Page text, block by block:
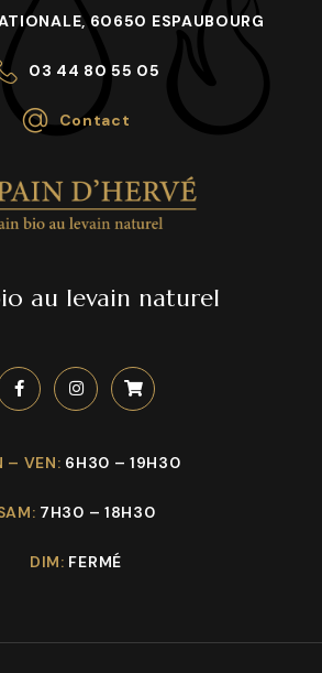
60650 ESPAUBOURG
03 44 80 55 05
Contact
au levain naturel
– VEN: 6H30 – 19H30
7H30 – 18H30
DIM: FERMÉ